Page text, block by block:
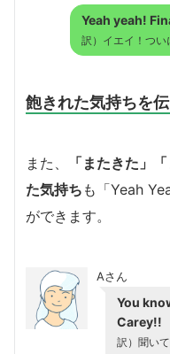
Yeah yeah!
訳）イエイ！つい
飽きれた気持ちを
また、
「またきた」
た気持ち も「Yeah
ができます。
Aさん
You
Carey!!
訳）聞い